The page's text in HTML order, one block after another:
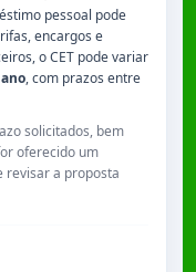
pessoal pode
encargos e
o CET pode variar
, com prazos entre
solicitados, bem
oferecido um
revisar a proposta